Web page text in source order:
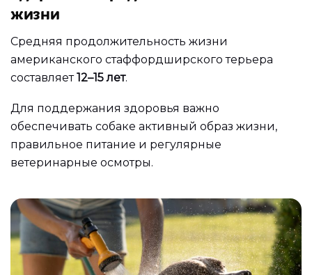
жизни
Средняя продолжительность жизни
американского стаффордширского терьера
составляет12–15 лет.
Для поддержания здоровья важно
обеспечивать собаке активный образ жизни,
правильное питание и регулярные
ветеринарные осмотры.